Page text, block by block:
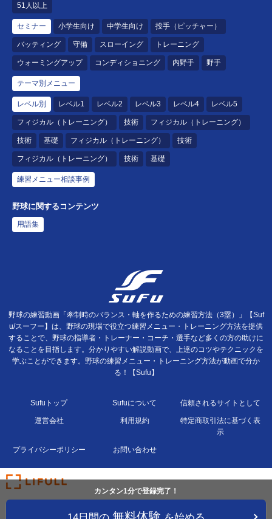
51人以上
セミナー 小学生向け 中学生向け 投手（ピッチャー）
バッティング 守備 スローイング トレーニング
ウォーミングアップ コンディショニング 内野手 野手
テーマ別メニュー
レベル別 レベル1 レベル2 レベル3 レベル4 レベル5
フィジカル（トレーニング） 技術 フィジカル（トレーニング）
技術 基礎 フィジカル（トレーニング） 技術
フィジカル（トレーニング） 技術 基礎
練習メニュー相談事例
野球に関するコンテンツ
用語集
カンタン1分で登録完了！
野球の練習動画「牽制時のバランス・軸を作るための練習方法（3塁）」【Suf
u/スーフー】は、野球の現場で役立つ練習メニュー・トレーニング方法を提供
することで、野球の指導者・トレーナー・コーチ・選手など多くの方の助けに
なることを目指します。分かりやすい解説動画で、上達のコツやテクニックを
学ぶことができます。野球の練習メニュー・トレーニング方法が動画で分か
る！【Sufu】
Sufuトップ Sufuについて 信頼されるサイトとして
運営会社 利用規約
特定商取引法に基づく表
示
プライバシーポリシー お問い合わせ